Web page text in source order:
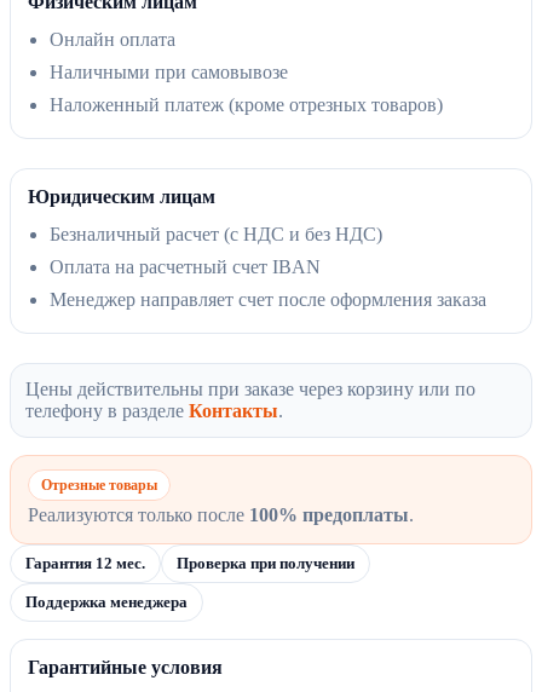
Онлайн оплата
Наличными при самовывозе
Наложенный платеж (кроме отрезных товаров)
Юридическим лицам
Безналичный расчет (с НДС и без НДС)
Оплата на расчетный счет IBAN
Менеджер направляет счет после оформления заказа
Цены действительны при заказе через корзину или по
телефону в разделе Контакты.
Отрезные товары
Реализуются только после 100% предоплаты.
Гарантия 12 мес. Проверка при получении
Поддержка менеджера
Гарантийные условия